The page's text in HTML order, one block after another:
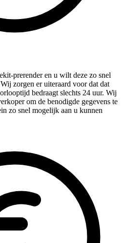
prerender en u wilt deze zo snel
zorgen er uiteraard voor dat dat
bedraagt slechts 24 uur. Wij
om de benodigde gegevens te
zo snel mogelijk aan u kunnen